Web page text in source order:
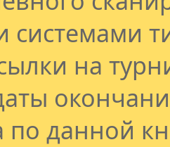
системами
на
по данной